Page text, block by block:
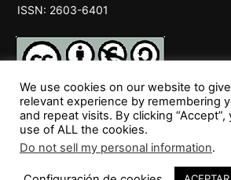
ISSN: 2603-6401
SÍGUENOS
We use cookies on our website to
relevant experience by remembering
and repeat visits. By clicking
use of ALL the cookies.
Do not sell my personal information.